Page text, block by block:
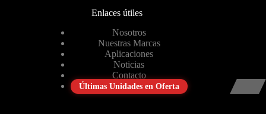
Enlaces útiles
Nosotros
Nuestras Marcas
Aplicaciones
Noticias
Contacto
Últimas Unidades en Oferta